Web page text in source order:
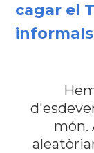
cagar el
món.